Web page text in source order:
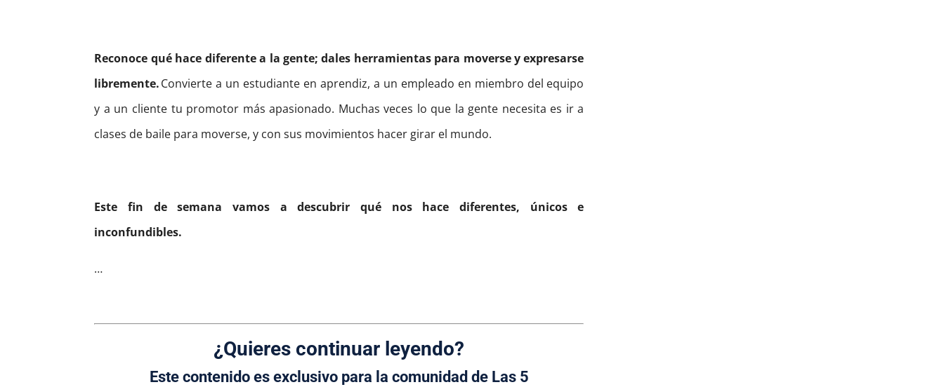
Reconoce qué hace diferente a la gente; dales herramientas para moverse y expresarse
libremente.Convierte a un estudiante en aprendiz, a un empleado en miembro del equipo
y a un cliente tu promotor más apasionado. Muchas veces lo que la gente necesita es ir a
clases de baile para moverse, y con sus movimientos hacer girar el mundo.
Este fin de semana vamos a descubrir qué nos hace diferentes, únicos e
inconfundibles.
…
¿Quieres continuar leyendo?
Este contenido es exclusivo para la comunidad deLas 5